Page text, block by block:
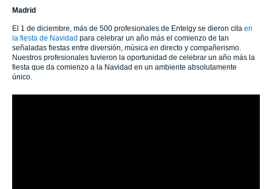
Madrid
El 1 de diciembre, más de 500 profesionales de Entelgy se dieron cita en
la fiesta de Navidad para celebrar un año más el comienzo de tan
señaladas fiestas entre diversión, música en directo y compañerismo.
Nuestros profesionales tuvieron la oportunidad de celebrar un año más la
fiesta que da comienzo a la Navidad en un ambiente absolutamente
único.